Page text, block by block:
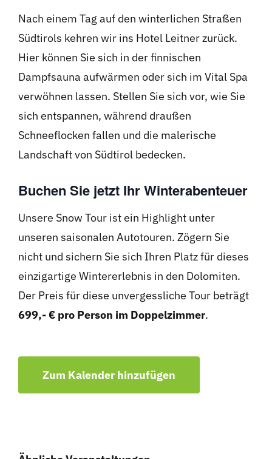
Nach einem Tag auf den winterlichen Straßen
Südtirols kehren wir ins Hotel Leitner zurück.
Hier können Sie sich in der finnischen
Dampfsauna aufwärmen oder sich im Vital Spa
verwöhnen lassen. Stellen Sie sich vor, wie Sie
sich entspannen, während draußen
Schneeflocken fallen und die malerische
Landschaft von Südtirol bedecken.
Buchen Sie jetzt Ihr Winterabenteuer
Unsere Snow Tour ist ein Highlight unter
unseren saisonalen Autotouren. Zögern Sie
nicht und sichern Sie sich Ihren Platz für dieses
einzigartige Wintererlebnis in den Dolomiten.
Der Preis für diese unvergessliche Tour beträgt
699,- € pro Person im Doppelzimmer.
Zum Kalender hinzufügen